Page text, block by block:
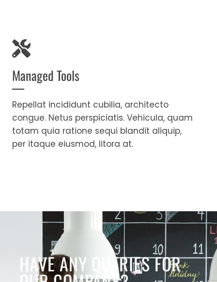
Managed Tools
Repellat incididunt cubilia, architecto
congue. Netus perspiciatis. Vehicula, quam
totam quia ratione sequi blandit aliquip,
per itaque eiusmod, litora at.
HAVE ANY QUERIES FOR